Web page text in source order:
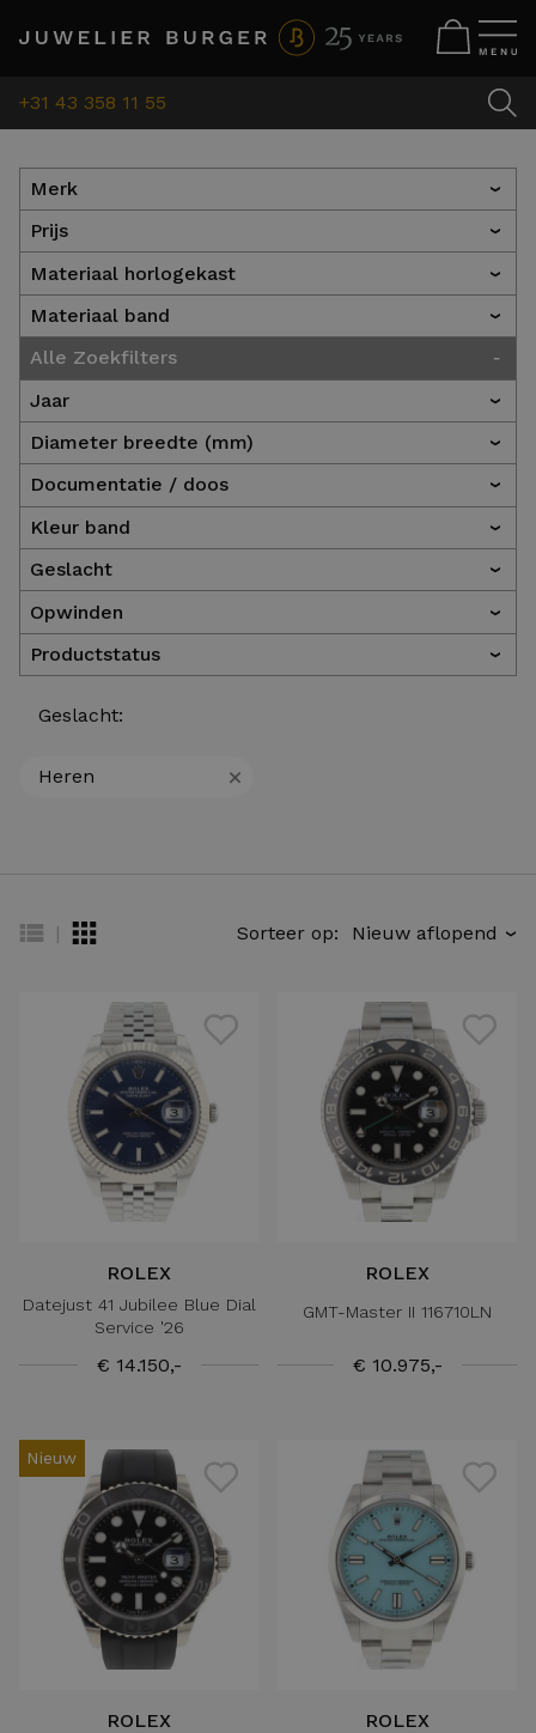
+31 43 358 11 55
Merk ›
Prijs ›
Materiaal horlogekast ›
Materiaal band ›
Alle Zoekfilters -
Jaar ›
Diameter breedte (mm) ›
Documentatie / doos ›
Kleur band ›
Geslacht ›
Opwinden ›
Productstatus ›
Geslacht:
Heren +
| Sorteer op: ›
ROLEX
Datejust 41 Jubilee Blue Dial
Service '26
€ 14.150,-
ROLEX
GMT-Master II 116710LN
€ 10.975,-
Nieuw
ROLEX ROLEX